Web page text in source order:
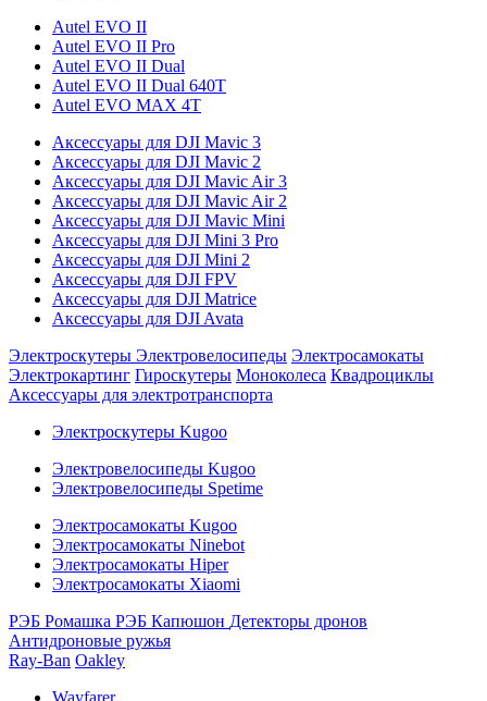
Autel EVO II
Autel EVO II Pro
Autel EVO II Dual
Autel EVO II Dual 640T
Autel EVO MAX 4T
Аксессуары для DJI Mavic 3
Аксессуары для DJI Mavic 2
Аксессуары для DJI Mavic Air 3
Аксессуары для DJI Mavic Air 2
Аксессуары для DJI Mavic Mini
Аксессуары для DJI Mini 3 Pro
Аксессуары для DJI Mini 2
Аксессуары для DJI FPV
Аксессуары для DJI Matrice
Аксессуары для DJI Avata
Электроскутеры Электровелосипеды Электросамокаты
Электрокартинг Гироскутеры Моноколеса Квадроциклы
Аксессуары для электротранспорта
Электроскутеры Kugoo
Электровелосипеды Kugoo
Электровелосипеды Spetime
Электросамокаты Kugoo
Электросамокаты Ninebot
Электросамокаты Hiper
Электросамокаты Xiaomi
РЭБ Ромашка РЭБ Капюшон Детекторы дронов
Антидроновые ружья
Ray-Ban Oakley
Wayfarer